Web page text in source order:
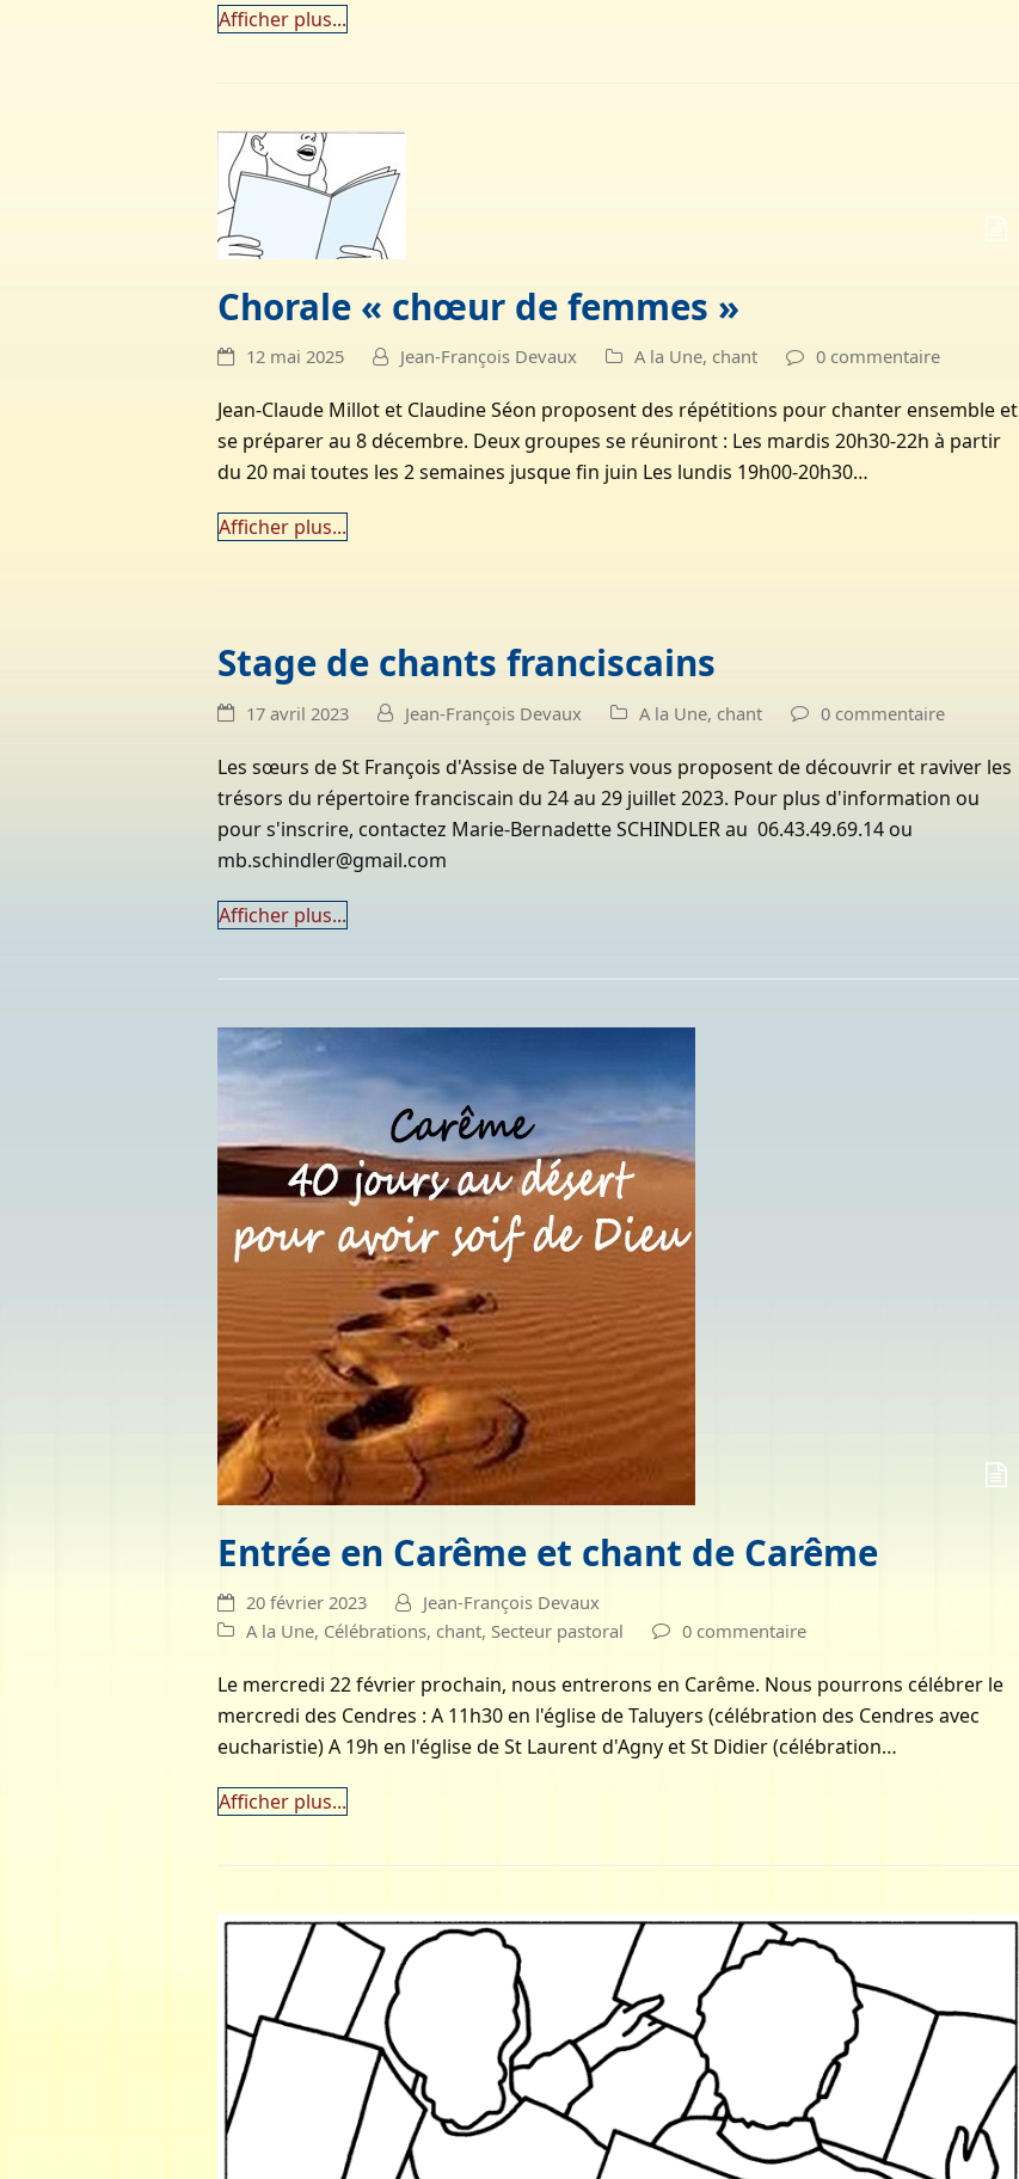
Afficher plus...
Chorale « chœur de femmes »
12 mai 2025 Jean-François Devaux A la Une, chant 0 commentaire
Jean-Claude Millot et Claudine Séon proposent des répétitions pour chanter ensemble et
se préparer au 8 décembre. Deux groupes se réuniront : Les mardis 20h30-22h à partir
du 20 mai toutes les 2 semaines jusque fin juin Les lundis 19h00-20h30…
Afficher plus...
Stage de chants franciscains
17 avril 2023 Jean-François Devaux A la Une, chant 0 commentaire
Les sœurs de St François d'Assise de Taluyers vous proposent de découvrir et raviver les
trésors du répertoire franciscain du 24 au 29 juillet 2023. Pour plus d'information ou
pour s'inscrire, contactez Marie-Bernadette SCHINDLER au 06.43.49.69.14 ou
mb.schindler@gmail.com
Afficher plus...
Entrée en Carême et chant de Carême
20 février 2023
Jean-François Devaux
A la Une, Célébrations, chant, Secteur pastoral 0 commentaire
Le mercredi 22 février prochain, nous entrerons en Carême. Nous pourrons célébrer le
mercredi des Cendres : A 11h30 en l'église de Taluyers (célébration des Cendres avec
eucharistie) A 19h en l'église de St Laurent d'Agny et St Didier (célébration…
Afficher plus...